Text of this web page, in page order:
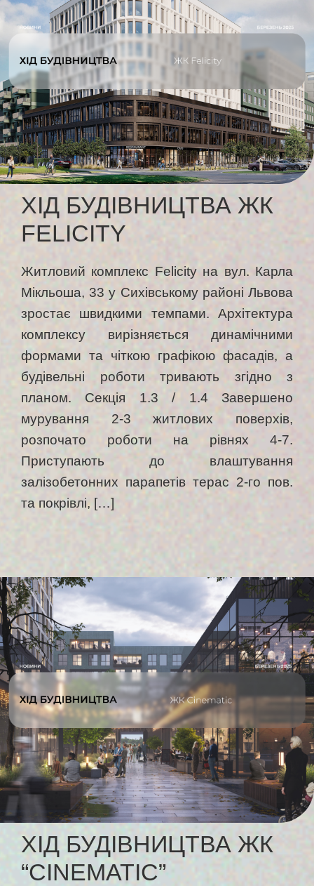
ХІД БУДІВНИЦТВА ЖК
FELICITY
Житловий комплекс Felicity на вул. Карла
Мікльоша, 33 у Сихівському районі Львова
зростає швидкими темпами. Архітектура
комплексу вирізняється динамічними
формами та чіткою графікою фасадів, а
будівельні роботи тривають згідно з
планом. Секція 1.3 / 1.4 Завершено
мурування 2-3 житлових поверхів,
розпочато роботи на рівнях 4-7.
Приступають до влаштування
залізобетонних парапетів терас 2-го пов.
та покрівлі, […]
ХІД БУДІВНИЦТВА ЖК
“CINEMATIC”